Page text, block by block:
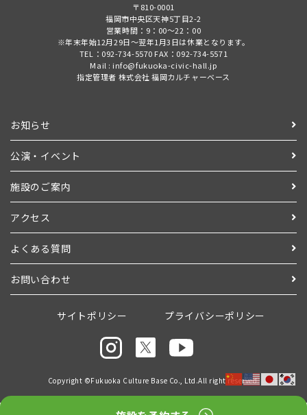
〒810-0001
福岡市中央区天神5丁目2-2
営業時間：9：00～22：00
※年末年始12月29日～翌年1月3日は休業となります。
TEL：092-734-5570 FAX：092-734-5571
Mail : info@fukuoka-civic-hall.jp
指定管理者 株式会社 福岡カルチャーベース
お知らせ
公演・イベント
施設のご案内
アクセス
よくある質問
お問い合わせ
サイトポリシー プライバシーポリシー
Copyright ©Fukuoka Culture Base Co., Ltd.All right reserved.